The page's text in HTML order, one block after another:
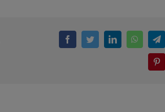
FacebookTwitterLinkedInWhatsApp